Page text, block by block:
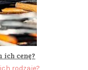
ich cenę?